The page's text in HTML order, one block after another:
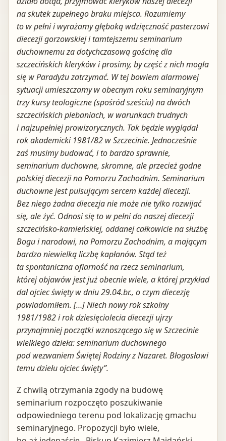
na skutek zupełnego braku miejsca. Rozumiemy
to w pełni i wyrażamy głęboką wdzięczność pasterzowi
diecezji gorzowskiej i tamtejszemu seminarium
duchownemu za dotychczasową gościnę dla
szczecińskich kleryków i prosimy, by część z nich mogła
się w Paradyżu zatrzymać. W tej bowiem alarmowej
sytuacji umieszczamy w obecnym roku seminaryjnym
trzy kursy teologiczne (spośród sześciu) na dwóch
szczecińskich plebaniach, w warunkach trudnych
i najzupełniej prowizorycznych. Tak będzie wyglądał
rok akademicki 1981/82 w Szczecinie. Jednocześnie
zaś musimy budować, i to bardzo sprawnie,
seminarium duchowne, skromne, ale przecież godne
polskiej diecezji na Pomorzu Zachodnim. Seminarium
duchowne jest pulsującym sercem każdej diecezji.
Bez niego żadna diecezja nie może nie tylko rozwijać
się, ale żyć. Odnosi się to w pełni do naszej diecezji
szczecińsko-kamieńskiej, oddanej całkowicie na służbę
Bogu i narodowi, na Pomorzu Zachodnim, a mającym
bardzo niewielką liczbę kapłanów. Stąd też
ta spontaniczna ofiarność na rzecz seminarium,
której objawów jest już obecnie wiele, a której przykład
dał ojciec święty w dniu 29.04.br., o czym diecezję
powiadomiłem. […] Niech nowy rok szkolny
1981/1982 i rok dziesięciolecia diecezji ujrzy
przynajmniej początki wznoszącego się w Szczecinie
wielkiego dzieła: seminarium duchownego
pod wezwaniem Świętej Rodziny z Nazaret. Błogosławi
temu dziełu ojciec święty”.
Z chwilą otrzymania zgody na budowę
seminarium rozpoczęto poszukiwanie
odpowiedniego terenu pod lokalizację gmachu
seminaryjnego. Propozycji było wiele,